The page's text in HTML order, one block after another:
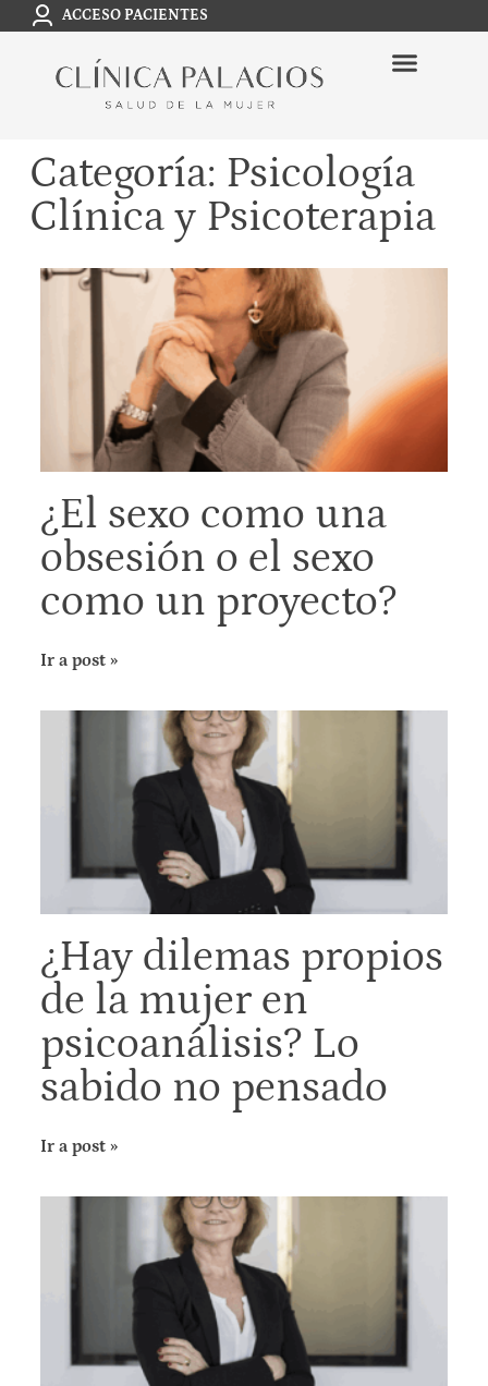
ACCESO PACIENTES
Categoría: Psicología
Clínica y Psicoterapia
¿El sexo como una
obsesión o el sexo
como un proyecto?
Ir a post »
¿Hay dilemas propios
de la mujer en
psicoanálisis? Lo
sabido no pensado
Ir a post »